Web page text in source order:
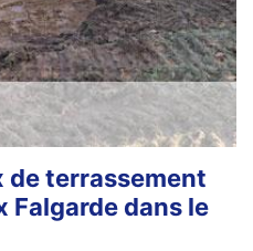
de terrassement
Falgarde dans le